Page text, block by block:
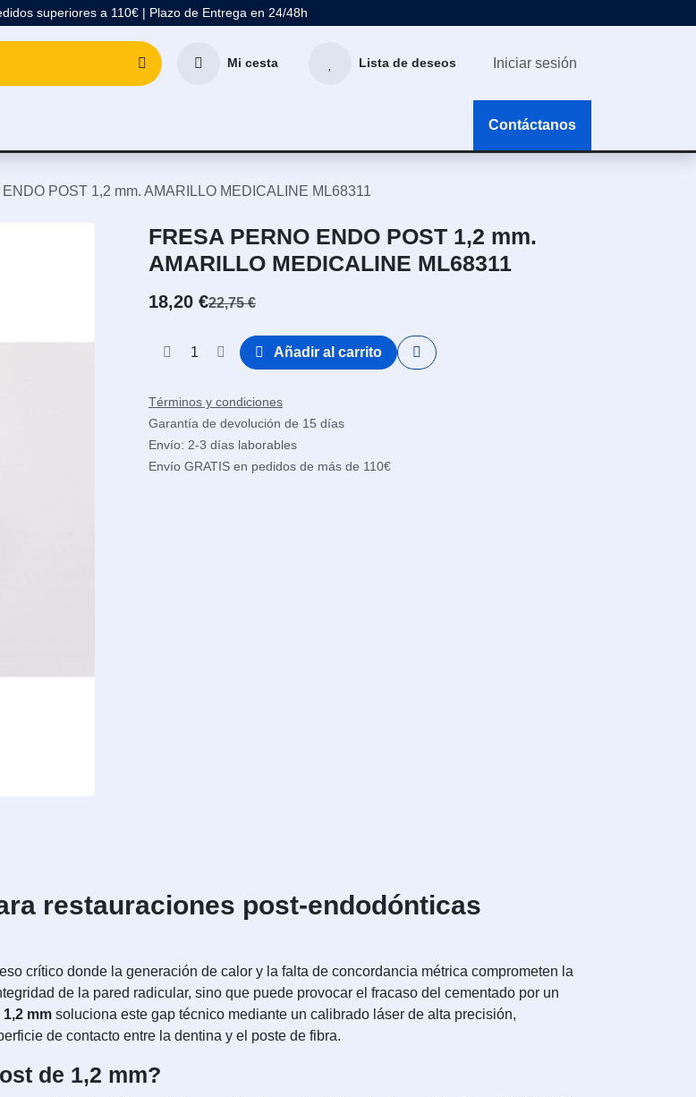
superiores a 110€ | Plazo de Entrega en 24/48h
Mi cesta Lista de deseos Iniciar sesión
Contáctanos
POST 1,2 mm. AMARILLO MEDICALINE ML68311
FRESA PERNO ENDO POST 1,2 mm.
AMARILLO MEDICALINE ML68311
18,20 €22,75€
Añadir al carrito
Términos y condiciones
Garantía de devolución de 15 días
Envío: 2-3 días laborables
Envío GRATIS en pedidos de más de 110€
restauraciones post-endodónticas
crítico donde la generación de calor y la falta de concordancia métrica comprometen la
de la pared radicular, sino que puede provocar el fracaso del cementado por un
mm soluciona este gap técnico mediante un calibrado láser de alta precisión,
de contacto entre la dentina y el poste de fibra.
de 1,2 mm?